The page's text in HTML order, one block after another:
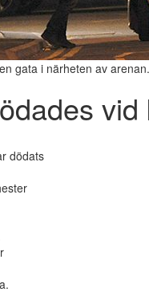
gata i närheten av
vid
dödats